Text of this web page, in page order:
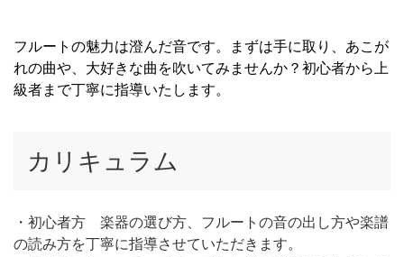
フルートの魅力は澄んだ音です。まずは手に取り、あこが
れの曲や、大好きな曲を吹いてみませんか？初心者から上
級者まで丁寧に指導いたします。
カリキュラム
・初心者方 楽器の選び方、フルートの音の出し方や楽譜
の読み方を丁寧に指導させていただきます。